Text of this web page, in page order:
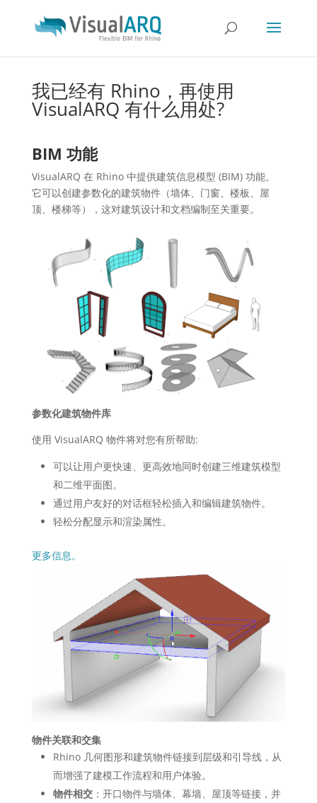
我已经有 Rhino，再使用
VisualARQ 有什么用处?
BIM 功能
VisualARQ 在 Rhino 中提供建筑信息模型 (BIM) 功能。
它可以创建参数化的建筑物件（墙体、门窗、楼板、屋
顶、楼梯等），这对建筑设计和文档编制至关重要。
参数化建筑物件库
使用 VisualARQ 物件将对您有所帮助:
可以让用户更快速、更高效地同时创建三维建筑模型
和二维平面图。
通过用户友好的对话框轻松插入和编辑建筑物件。
轻松分配显示和渲染属性。
更多信息。
物件关联和交集
Rhino 几何图形和建筑物件链接到层级和引导线，从
而增强了建模工作流程和用户体验。
物件相交：开口物件与墙体、幕墙、屋顶等链接，并